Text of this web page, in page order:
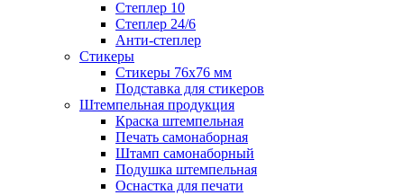
Степлер 10
Степлер 24/6
Анти-степлер
Стикеры
Стикеры 76x76 мм
Подставка для стикеров
Штемпельная продукция
Краска штемпельная
Печать самонаборная
Штамп самонаборный
Подушка штемпельная
Оснастка для печати